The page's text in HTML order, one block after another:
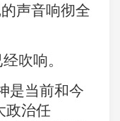
声音响彻全
吹响。
是当前和今
政治任